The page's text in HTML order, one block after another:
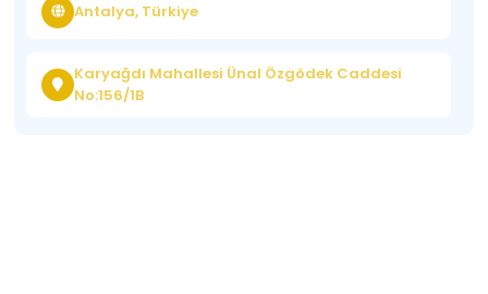
Antalya, Türkiye
Karyağdı Mahallesi Ünal Özgödek Caddesi
No:156/1B